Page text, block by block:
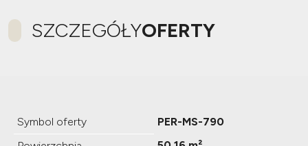
SZCZEGÓŁYOFERTY
Symbol oferty
PER-MS-790